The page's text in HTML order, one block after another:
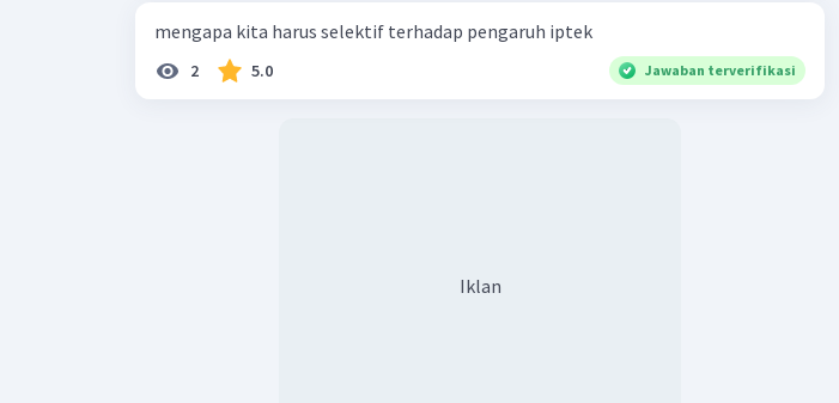
mengapa kita harus selektif terhadap pengaruh iptek
2 5.0 Jawaban terverifikasi
Iklan